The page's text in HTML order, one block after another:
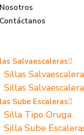
Nosotros
Contáctanos
Salvaescaleras
Sillas
Sillas
Sube Escaleras
Silla Tipo Oruga
Silla Sube